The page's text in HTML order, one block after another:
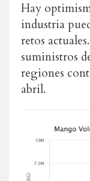
Hay
industria
retos
suministros
regiones
abril.